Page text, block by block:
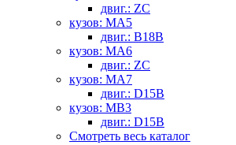
двиг.: ZC
кузов: MA5
двиг.: B18B
кузов: MA6
двиг.: ZC
кузов: MA7
двиг.: D15B
кузов: MB3
двиг.: D15B
Смотреть весь каталог